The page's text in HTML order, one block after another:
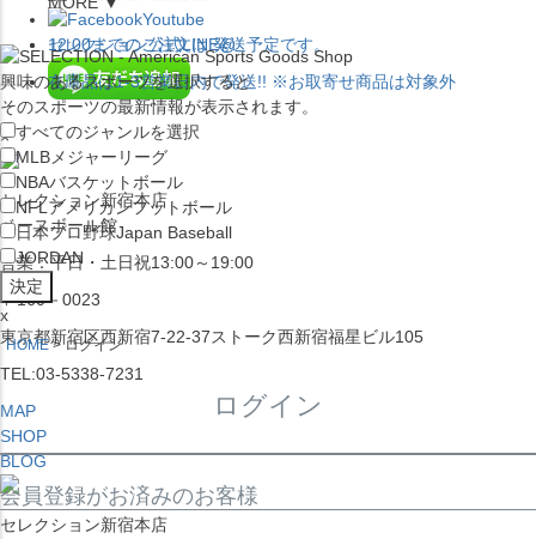
Youtube
セレクション公式LINE@
×
セレクション新宿本店
ベースボール館
営業：平日・土日祝13:00～19:00
〒160－0023
東京都新宿区西新宿7-22-37ストーク西新宿福星ビル105
TEL:03-5338-7231
MAP
SHOP
BLOG
セレクション新宿本店
12:00までのご注文は発送予定です。
在庫品は1-3営業日内で発送!! ※お取寄せ商品は対象外
興味のあるスポーツを選択すると
そのスポーツの最新情報が表示されます。
すべてのジャンルを選択
MLB メジャーリーグ
NBAバスケットボール
NFLアメリカンフットボール
日本プロ野球Japan Baseball
JORDAN
x
HOME ログイン
ログイン
会員登録がお済みのお客様